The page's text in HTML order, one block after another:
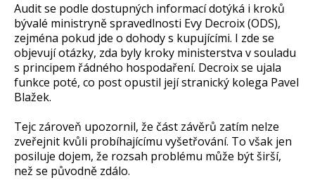
Audit se podle dostupných informací dotýká i kroků
bývalé ministryně spravedlnosti Evy Decroix (ODS),
zejména pokud jde o dohody s kupujícími. I zde se
objevují otázky, zda byly kroky ministerstva v souladu
s principem řádného hospodaření. Decroix se ujala
funkce poté, co post opustil její stranický kolega Pavel
Blažek.
Tejc zároveň upozornil, že část závěrů zatím nelze
zveřejnit kvůli probíhajícímu vyšetřování. To však jen
posiluje dojem, že rozsah problému může být širší,
než se původně zdálo.